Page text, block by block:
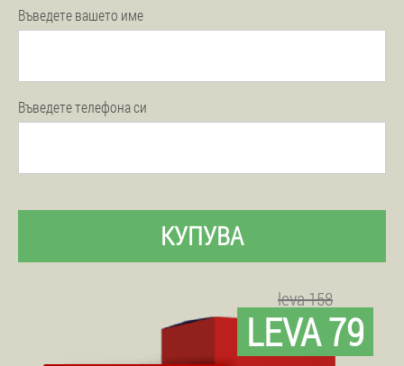
Въведете вашето име
Въведете телефона си
КУПУВА
leva 158
LEVA 79